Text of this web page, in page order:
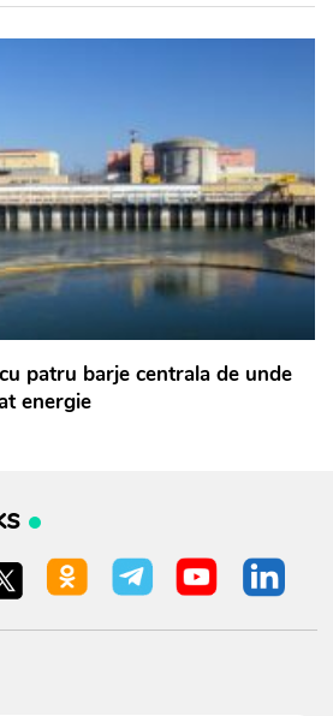
patru barje centrala de unde
energie